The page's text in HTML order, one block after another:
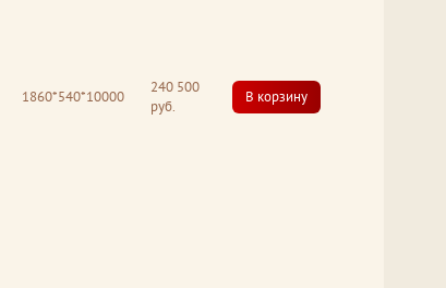
1860*540*10000
240 500
руб.
В корзину